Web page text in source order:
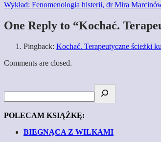
Wykład: Fenomenologia histerii, dr Mira
One Reply to “Kochać.
Pingback: Kochać. Terapeutyczne ścieżki
Comments are closed.
POLECAM KSIĄŻKĘ:
BIEGNĄCA Z WILKAMI